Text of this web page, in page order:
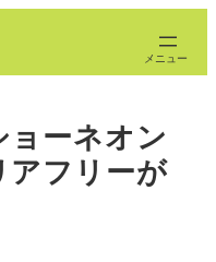
ーネオン
アフリーが